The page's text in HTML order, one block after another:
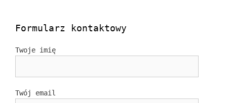
Formularz kontaktowy
Twoje imię
Twój email